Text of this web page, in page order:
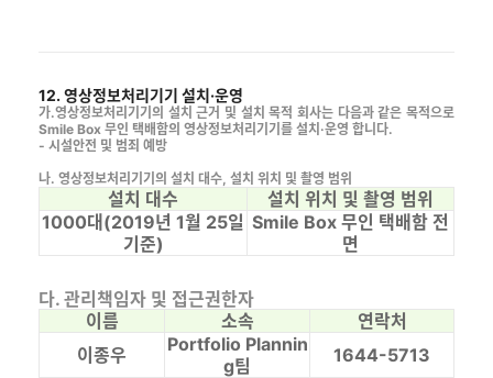
12. 영상정보처리기기 설치·운영
가.영상정보처리기기의 설치 근거 및 설치 목적 회사는 다음과 같은 목적으로
Smile Box 무인 택배함의 영상정보처리기기를 설치·운영 합니다.
- 시설안전 및 범죄 예방
나. 영상정보처리기기의 설치 대수, 설치 위치 및 촬영 범위
설치 대수
설치 위치 및 촬영 범위
1000대(2019년 1월 25일
기준)
Smile Box 무인 택배함 전
면
다. 관리책임자 및 접근권한자
이름
소속
연락처
이종우
Portfolio Plannin
g팀
1644-5713